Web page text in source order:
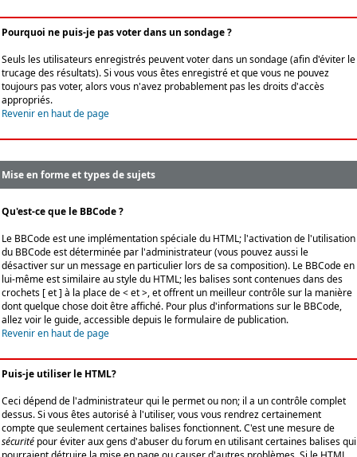
Pourquoi ne puis-je pas voter dans un sondage ?
Seuls les utilisateurs enregistrés peuvent voter dans un sondage (afin d'éviter le
trucage des résultats). Si vous vous êtes enregistré et que vous ne pouvez
toujours pas voter, alors vous n'avez probablement pas les droits d'accès
appropriés.
Revenir en haut de page
Mise en forme et types de sujets
Qu'est-ce que le BBCode ?
Le BBCode est une implémentation spéciale du HTML; l'activation de l'utilisation
du BBCode est déterminée par l'administrateur (vous pouvez aussi le
désactiver sur un message en particulier lors de sa composition). Le BBCode en
lui-même est similaire au style du HTML; les balises sont contenues dans des
crochets [ et ] à la place de < et >, et offrent un meilleur contrôle sur la manière
dont quelque chose doit être affiché. Pour plus d'informations sur le BBCode,
allez voir le guide, accessible depuis le formulaire de publication.
Revenir en haut de page
Puis-je utiliser le HTML?
Ceci dépend de l'administrateur qui le permet ou non; il a un contrôle complet
dessus. Si vous êtes autorisé à l'utiliser, vous vous rendrez certainement
compte que seulement certaines balises fonctionnent. C'est une mesure de
sécurité pour éviter aux gens d'abuser du forum en utilisant certaines balises qui